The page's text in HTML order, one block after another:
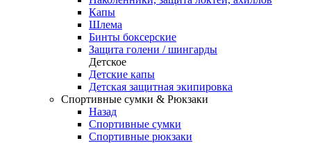
Капы
Шлема
Бинты боксерские
Защита голени / шингарды
Детское
Детские капы
Детская защитная экипировка
Спортивные сумки & Рюкзаки
Назад
Спортивные сумки
Спортивные рюкзаки